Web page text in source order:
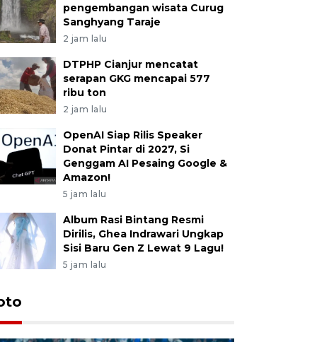
pengembangan wisata Curug
Sanghyang Taraje
2 jam lalu
DTPHP Cianjur mencatat
serapan GKG mencapai 577
ribu ton
2 jam lalu
OpenAI Siap Rilis Speaker
Donat Pintar di 2027, Si
Genggam AI Pesaing Google &
Amazon!
5 jam lalu
Album Rasi Bintang Resmi
Dirilis, Ghea Indrawari Ungkap
Sisi Baru Gen Z Lewat 9 Lagu!
5 jam lalu